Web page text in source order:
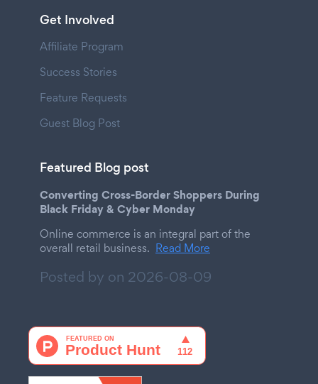
Get Involved
Affiliate Program
Success Stories
Feature Requests
Guest Blog Post
Featured Blog post
Converting Cross-Border Shoppers During
Black Friday & Cyber Monday
Online commerce is an integral part of the
overall retail business. Read More
Posted by on 2026-08-09